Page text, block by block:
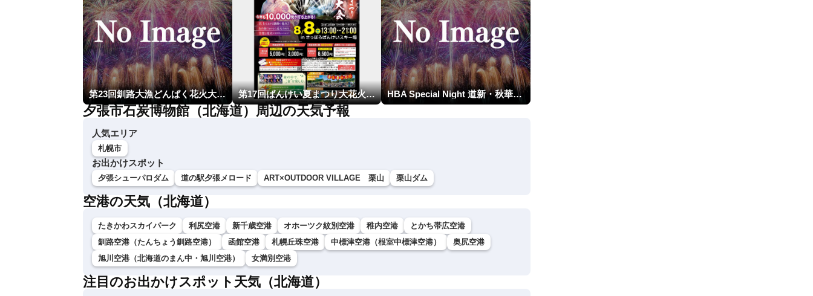
第23回釧路大漁どんぱく花火大会 ～道新・光と音のファンタジー～ 第17回ばんけい夏まつり大花火大会 HBA Special Night 道新・秋華火（はなび）
夕張市石炭博物館（北海道）周辺の天気予報
人気エリア
札幌市
お出かけスポット
夕張シューパロダム 道の駅夕張メロード ART×OUTDOOR VILLAGE 栗山 栗山ダム
空港の天気（北海道）
たきかわスカイパーク 利尻空港 新千歳空港 オホーツク紋別空港 稚内空港
とかち帯広空港
釧路空港（たんちょう釧路空港）
函館空港 札幌丘珠空港 中標津空港（根室中標津空港）
奥尻空港
旭川空港（北海道のまん中・旭川空港）
女満別空港
注目のお出かけスポット天気（北海道）